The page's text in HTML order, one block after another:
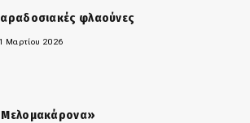
φλαούνες
Μαρτίου 2026